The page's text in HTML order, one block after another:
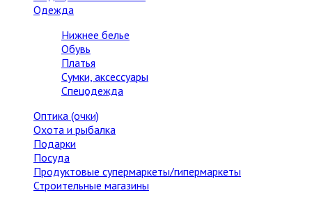
Одежда
Нижнее белье
Обувь
Платья
Сумки, аксессуары
Спецодежда
Оптика (очки)
Охота и рыбалка
Подарки
Посуда
Продуктовые супермаркеты/гипермаркеты
Строительные магазины